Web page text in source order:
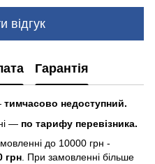
відгук
Гарантія
тимчасово недоступний.
— по тарифу перевізника.
до 10000 грн -
грн . При замовленні більше